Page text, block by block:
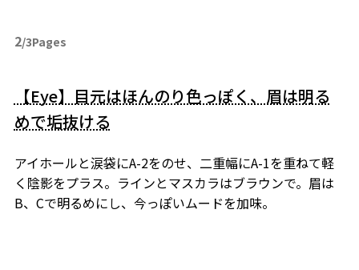
2/3Pages
【Eye】目元はほんのり色っぽく、眉は明る
めで垢抜ける
アイホールと涙袋にA-2をのせ、二重幅にA-1を重ねて軽
く陰影をプラス。ラインとマスカラはブラウンで。眉は
B、Cで明るめにし、今っぽいムードを加味。